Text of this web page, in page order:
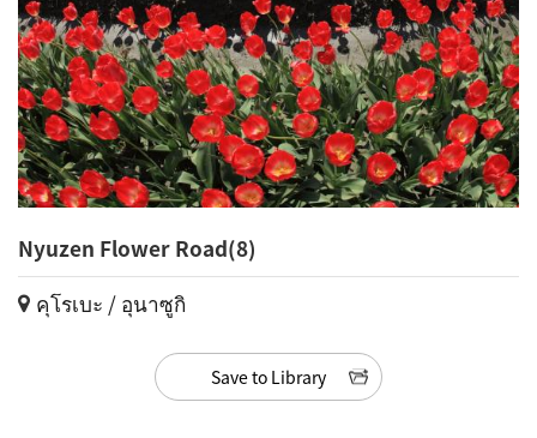
Nyuzen Flower Road(8)
คุโรเบะ / อุนาซูกิ
Save to Library